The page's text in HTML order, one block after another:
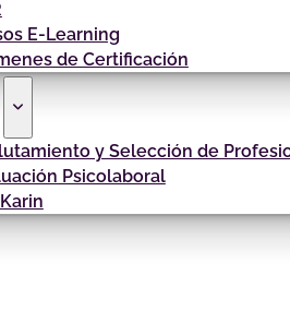
E-Learning
de Certificación
y Selección de
Psicolaboral